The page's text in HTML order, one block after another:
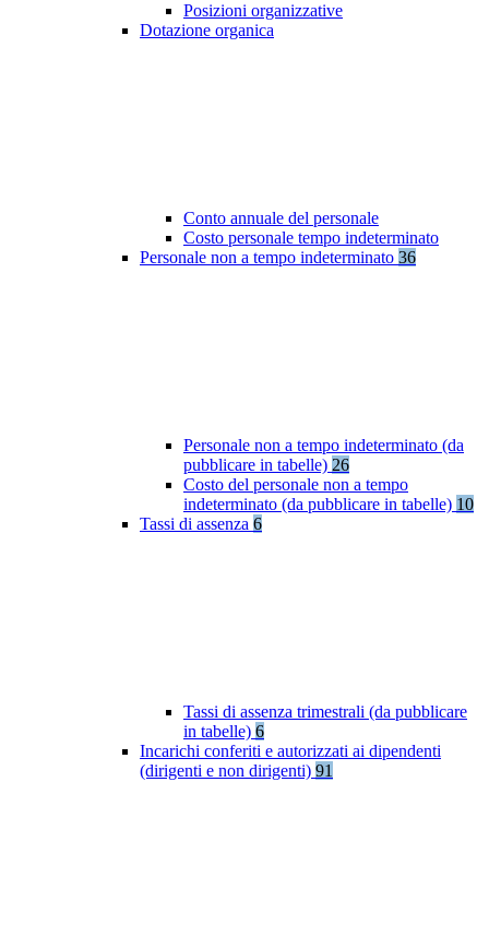
Posizioni organizzative
Dotazione organica
Conto annuale del personale
Costo personale tempo indeterminato
Personale non a tempo indeterminato 36
Personale non a tempo indeterminato (da
pubblicare in tabelle) 26
Costo del personale non a tempo
indeterminato (da pubblicare in tabelle) 10
Tassi di assenza 6
Tassi di assenza trimestrali (da pubblicare
in tabelle) 6
Incarichi conferiti e autorizzati ai dipendenti
(dirigenti e non dirigenti) 91